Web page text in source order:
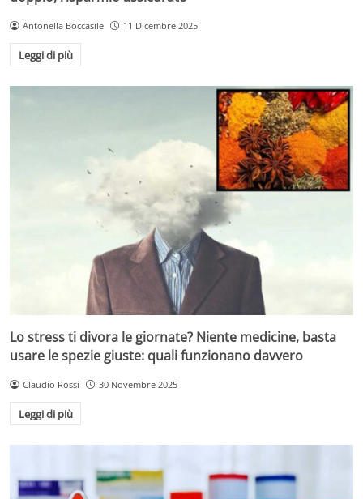
Antonella Boccasile 11 Dicembre 2025
Leggi di più
Lo stress ti divora le giornate? Niente medicine, basta
usare le spezie giuste: quali funzionano davvero
Claudio Rossi 30 Novembre 2025
Leggi di più